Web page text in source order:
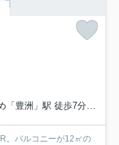
「豊洲」駅 徒歩7分
。バルコニーが12㎡の